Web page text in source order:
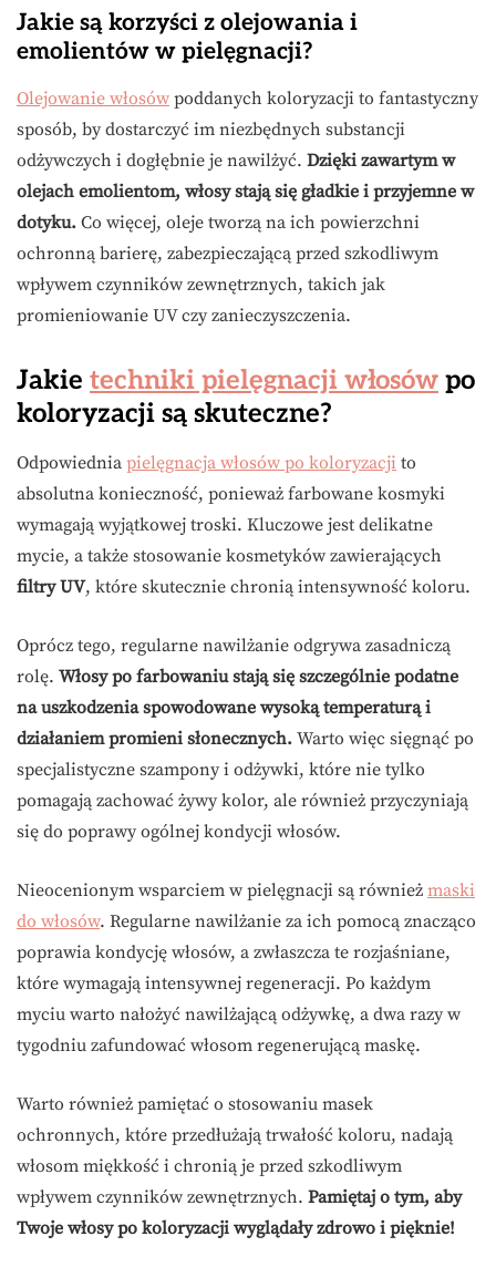
Jakie są korzyści z olejowania i
emolientów w pielęgnacji?
Olejowanie włosów poddanych koloryzacji to fantastyczny
sposób, by dostarczyć im niezbędnych substancji
odżywczych i dogłębnie je nawilżyć. Dzięki zawartym w
olejach emolientom, włosy stają się gładkie i przyjemne w
dotyku. Co więcej, oleje tworzą na ich powierzchni
ochronną barierę, zabezpieczającą przed szkodliwym
wpływem czynników zewnętrznych, takich jak
promieniowanie UV czy zanieczyszczenia.
Jakie techniki pielęgnacji włosów po
koloryzacji są skuteczne?
Odpowiednia pielęgnacja włosów po koloryzacji to
absolutna konieczność, ponieważ farbowane kosmyki
wymagają wyjątkowej troski. Kluczowe jest delikatne
mycie, a także stosowanie kosmetyków zawierających
filtry UV, które skutecznie chronią intensywność koloru.
Oprócz tego, regularne nawilżanie odgrywa zasadniczą
rolę. Włosy po farbowaniu stają się szczególnie podatne
na uszkodzenia spowodowane wysoką temperaturą i
działaniem promieni słonecznych. Warto więc sięgnąć po
specjalistyczne szampony i odżywki, które nie tylko
pomagają zachować żywy kolor, ale również przyczyniają
się do poprawy ogólnej kondycji włosów.
Nieocenionym wsparciem w pielęgnacji są również maski
do włosów. Regularne nawilżanie za ich pomocą znacząco
poprawia kondycję włosów, a zwłaszcza te rozjaśniane,
które wymagają intensywnej regeneracji. Po każdym
myciu warto nałożyć nawilżającą odżywkę, a dwa razy w
tygodniu zafundować włosom regenerującą maskę.
Warto również pamiętać o stosowaniu masek
ochronnych, które przedłużają trwałość koloru, nadają
włosom miękkość i chronią je przed szkodliwym
wpływem czynników zewnętrznych. Pamiętaj o tym, aby
Twoje włosy po koloryzacji wyglądały zdrowo i pięknie!